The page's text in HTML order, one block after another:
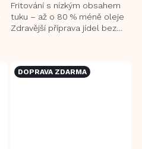
Fritování s nízkým obsahem
tuku – až o 80 % méně oleje
Zdravější příprava jídel bez
DOPRAVA ZDARMA